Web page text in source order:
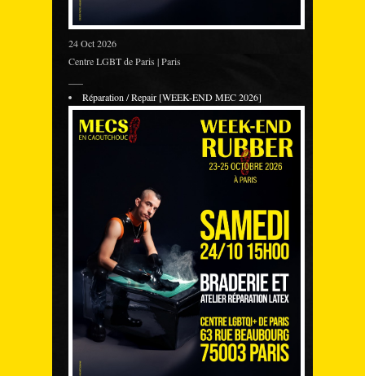
24 Oct 2026
Centre LGBT de Paris | Paris
Réparation / Repair [WEEK-END MEC 2026]